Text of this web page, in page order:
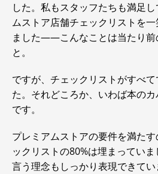
した。私もスタッフたちも満足
ムストア店舗チェックリストを
ました――こんなことは当たり前
と。
ですが、チェックリストがすべ
た。それどころか、いわば本の
です。
プレミアムストアの要件を満た
ックリストの80%は埋まってい
言う理念もしっかり表現できて